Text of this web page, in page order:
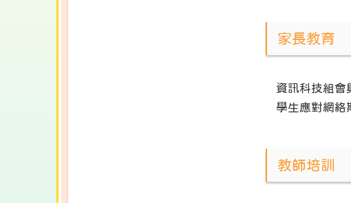
家長教育
資訊科技組會
學生應對網絡
教師培訓